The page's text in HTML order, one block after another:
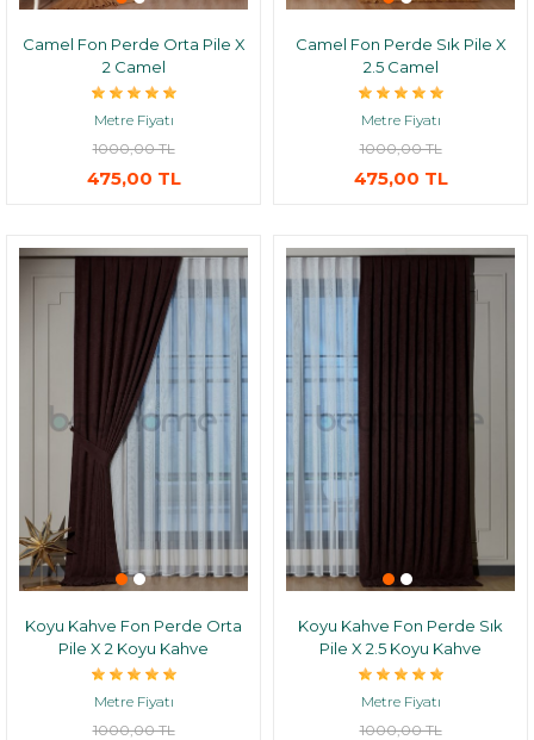
Camel Fon Perde Orta Pile X
2 Camel
Metre Fiyatı
1000,00 TL
475,00 TL
Camel Fon Perde Sık Pile X
2.5 Camel
Metre Fiyatı
1000,00 TL
475,00 TL
Koyu Kahve Fon Perde Orta
Pile X 2 Koyu Kahve
Metre Fiyatı
1000,00 TL
Koyu Kahve Fon Perde Sık
Pile X 2.5 Koyu Kahve
Metre Fiyatı
1000,00 TL